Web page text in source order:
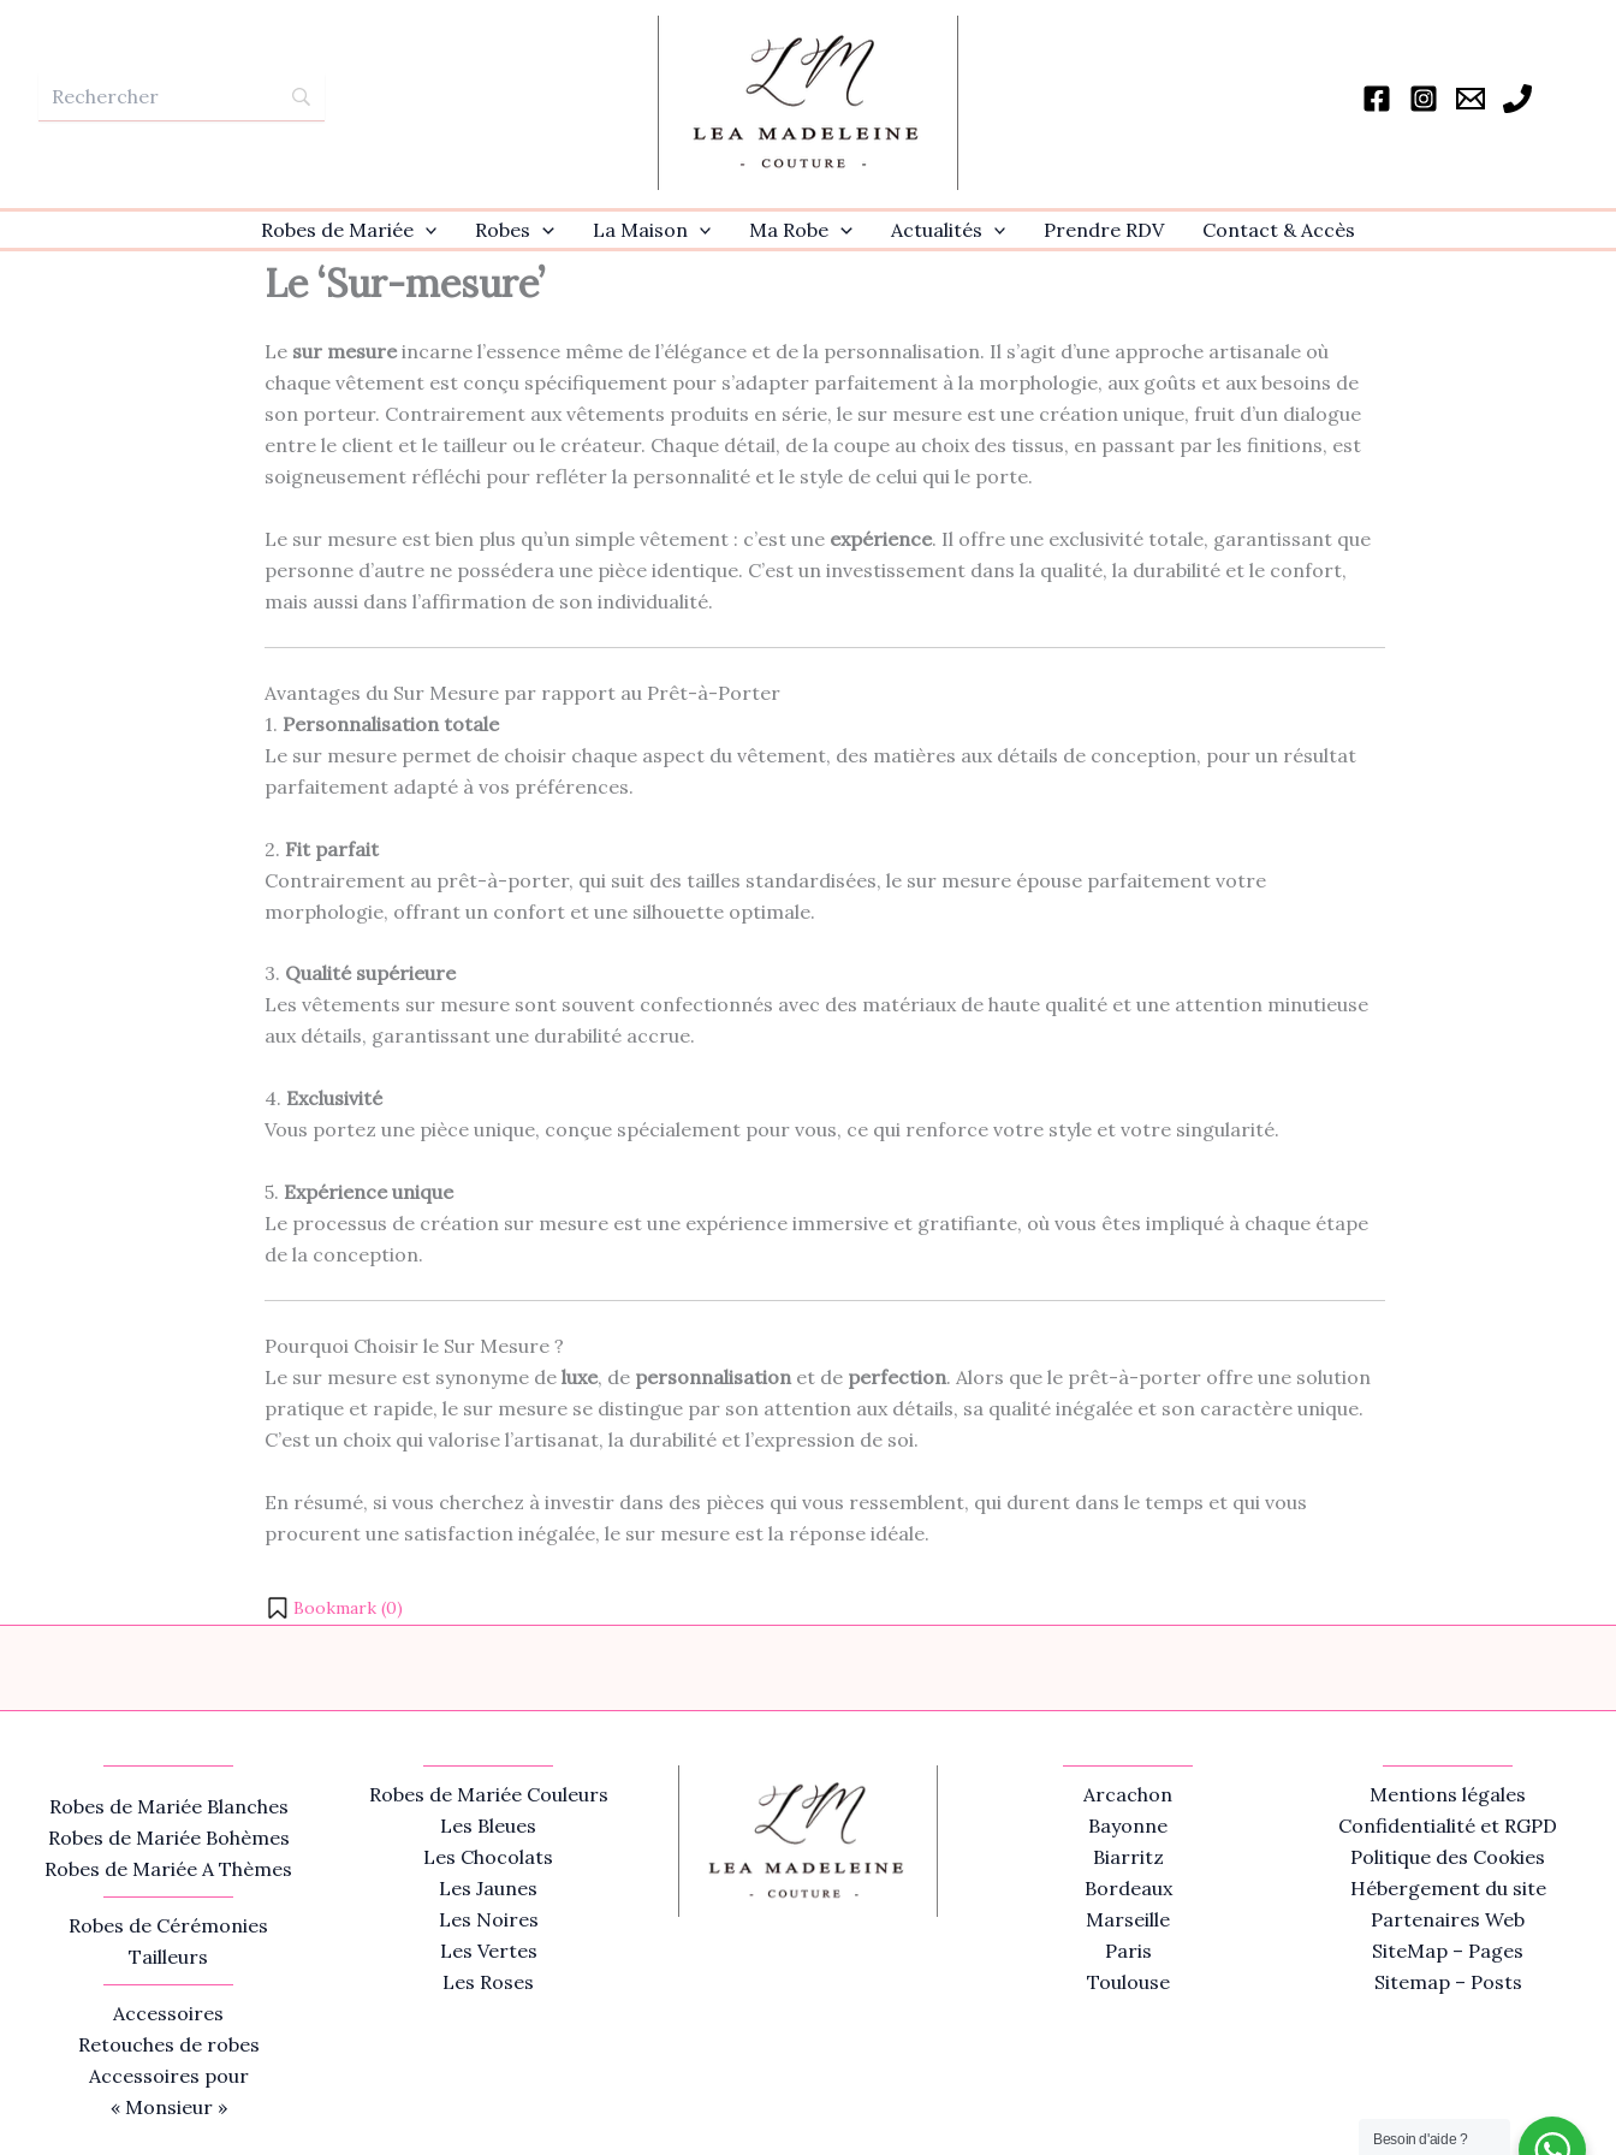
Robes de Mariée Robes La Maison Ma Robe Actualités Prendre RDV Contact & Accѐs
Le ‘Sur-mesure’
Le sur mesureincarne l’essence même de l’élégance et de la personnalisation. Il s’agit d’une approche artisanale où
chaque vêtement est conçu spécifiquement pour s’adapter parfaitement à la morphologie, aux goûts et aux besoins de
son porteur. Contrairement aux vêtements produits en série, le sur mesure est une création unique, fruit d’un dialogue
entre le client et le tailleur ou le créateur. Chaque détail, de la coupe au choix des tissus, en passant par les finitions, est
soigneusement réfléchi pour refléter la personnalité et le style de celui qui le porte.
Le sur mesure est bien plus qu’un simple vêtement : c’est une expérience. Il offre une exclusivité totale, garantissant que
personne d’autre ne possédera une pièce identique. C’est un investissement dans la qualité, la durabilité et le confort,
mais aussi dans l’affirmation de son individualité.
Avantages du Sur Mesure par rapport au Prêt-à-Porter
1. Personnalisation totale
Le sur mesure permet de choisir chaque aspect du vêtement, des matières aux détails de conception, pour un résultat
parfaitement adapté à vos préférences.
2. Fit parfait
Contrairement au prêt-à-porter, qui suit des tailles standardisées, le sur mesure épouse parfaitement votre
morphologie, offrant un confort et une silhouette optimale.
3. Qualité supérieure
Les vêtements sur mesure sont souvent confectionnés avec des matériaux de haute qualité et une attention minutieuse
aux détails, garantissant une durabilité accrue.
4. Exclusivité
Vous portez une pièce unique, conçue spécialement pour vous, ce qui renforce votre style et votre singularité.
5. Expérience unique
Le processus de création sur mesure est une expérience immersive et gratifiante, où vous êtes impliqué à chaque étape
de la conception.
Pourquoi Choisir le Sur Mesure ?
Le sur mesure est synonyme de luxe, de personnalisationet de perfection. Alors que le prêt-à-porter offre une solution
pratique et rapide, le sur mesure se distingue par son attention aux détails, sa qualité inégalée et son caractère unique.
C’est un choix qui valorise l’artisanat, la durabilité et l’expression de soi.
En résumé, si vous cherchez à investir dans des pièces qui vous ressemblent, qui durent dans le temps et qui vous
procurent une satisfaction inégalée, le sur mesure est la réponse idéale.
Bookmark (0)
Robes de Mariée Blanches
Robes de Mariée Bohèmes
Robes de Mariée A Thèmes
Robes de Cérémonies
Tailleurs
Accessoires
Retouches de robes
Accessoires pour
« Monsieur »
Robes de Mariée Couleurs
Les Bleues
Les Chocolats
Les Jaunes
Les Noires
Les Vertes
Les Roses
Arcachon
Bayonne
Biarritz
Bordeaux
Marseille
Paris
Toulouse
Mentions légales
Confidentialité et RGPD
Politique des Cookies
Hébergement du site
Partenaires Web
SiteMap – Pages
Sitemap – Posts
Besoin d'aide ?